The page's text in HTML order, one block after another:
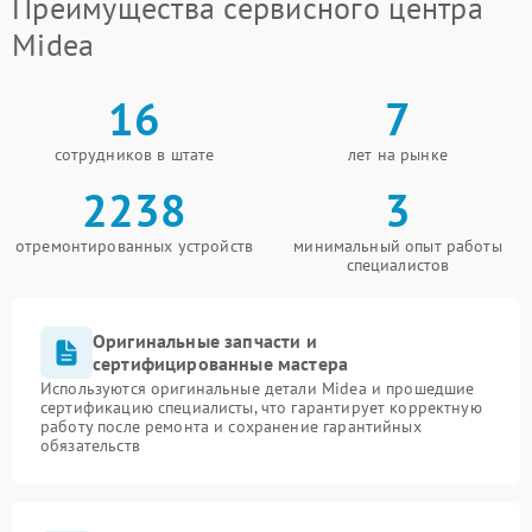
Midea
16
сотрудников в штате
7
лет на рынке
2238
отремонтированных устройств
3
минимальный опыт работы
специалистов
Оригинальные запчасти и
сертифицированные мастера
Используются оригинальные детали Midea и прошедшие
сертификацию специалисты, что гарантирует корректную
работу после ремонта и сохранение гарантийных
обязательств